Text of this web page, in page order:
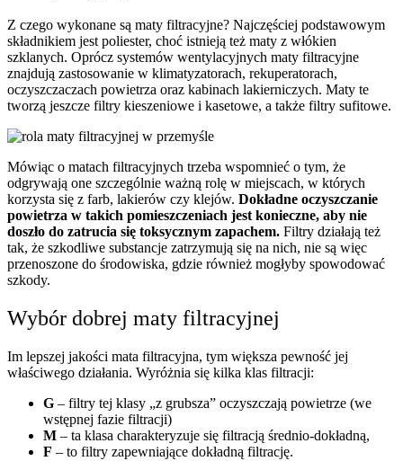
Z czego wykonane są maty filtracyjne? Najczęściej podstawowym
składnikiem jest poliester, choć istnieją też maty z włókien
szklanych. Oprócz systemów wentylacyjnych maty filtracyjne
znajdują zastosowanie w klimatyzatorach, rekuperatorach,
oczyszczaczach powietrza oraz kabinach lakierniczych. Maty te
tworzą jeszcze filtry kieszeniowe i kasetowe, a także filtry sufitowe.
Mówiąc o matach filtracyjnych trzeba wspomnieć o tym, że
odgrywają one szczególnie ważną rolę w miejscach, w których
korzysta się z farb, lakierów czy klejów. Dokładne oczyszczanie
powietrza w takich pomieszczeniach jest konieczne, aby nie
doszło do zatrucia się toksycznym zapachem. Filtry działają też
tak, że szkodliwe substancje zatrzymują się na nich, nie są więc
przenoszone do środowiska, gdzie również mogłyby spowodować
szkody.
Wybór dobrej maty filtracyjnej
Im lepszej jakości mata filtracyjna, tym większa pewność jej
właściwego działania. Wyróżnia się kilka klas filtracji:
G – filtry tej klasy „z grubsza” oczyszczają powietrze (we
wstępnej fazie filtracji)
M – ta klasa charakteryzuje się filtracją średnio-dokładną,
F – to filtry zapewniające dokładną filtrację.